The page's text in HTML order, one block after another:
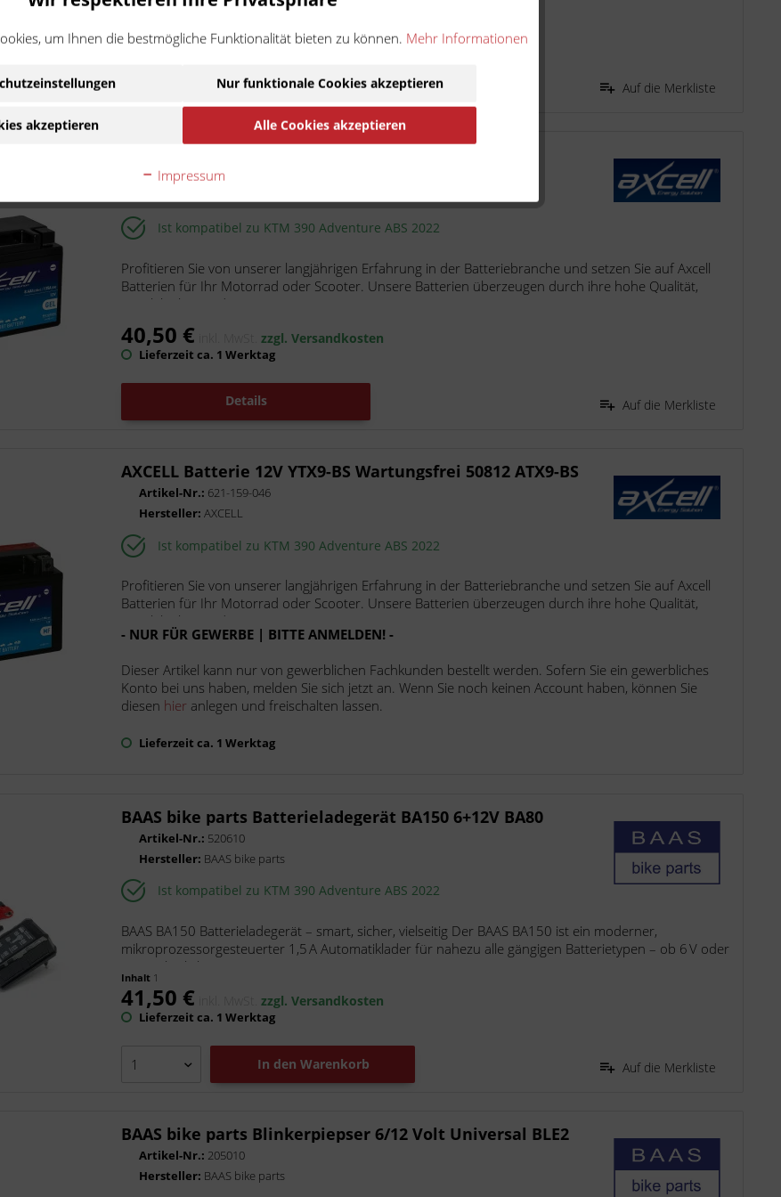
Lieferzeit ca. 1 Werktag
In den Warenkorb Auf die Merkliste
Artikel-Nr.:621-159-014
Ist kompatibel zu KTM 390 Adventure ABS 2022
Profitieren Sie von unserer langjährigen Erfahrung in der Batteriebranche und setzen Sie auf Axcell
Batterien für Ihr Motorrad oder Scooter. Unsere Batterien überzeugen durch ihre hohe Qualität,
Langlebigkeit und...
40,50 € inkl. MwSt.zzgl. Versandkosten
Lieferzeit ca. 1 Werktag
Details Auf die Merkliste
AXCELL Batterie 12V YTX9-BS Wartungsfrei 50812 ATX9-BS
Artikel-Nr.: 621-159-046
Hersteller:AXCELL
Ist kompatibel zu KTM 390 Adventure ABS 2022
Profitieren Sie von unserer langjährigen Erfahrung in der Batteriebranche und setzen Sie auf Axcell
Batterien für Ihr Motorrad oder Scooter. Unsere Batterien überzeugen durch ihre hohe Qualität,
Langlebigkeit und...
- NUR FÜR GEWERBE | BITTE ANMELDEN! -
Dieser Artikel kann nur von gewerblichen Fachkunden bestellt werden. Sofern Sie ein gewerbliches
Konto bei uns haben, melden Sie sich jetzt an. Wenn Sie noch keinen Account haben, können Sie
diesen hier anlegen und freischalten lassen.
Lieferzeit ca. 1 Werktag
BAAS bike parts Batterieladegerät BA150 6+12V BA80
Artikel-Nr.: 520610
Hersteller: BAAS bike parts
Ist kompatibel zu KTM 390 Adventure ABS 2022
BAAS BA150 Batterieladegerät – smart, sicher, vielseitig Der BAAS BA150 ist ein moderner,
mikroprozessorgesteuerter 1,5 A Automatiklader für nahezu alle gängigen Batterietypen – ob 6 V oder
12 V , ob Bleibatterien...
Inhalt 1
41,50 € inkl. MwSt.zzgl. Versandkosten
Lieferzeit ca. 1 Werktag
In den Warenkorb Auf die Merkliste
BAAS bike parts Blinkerpiepser 6/12 Volt Universal BLE2
Artikel-Nr.: 205010
Hersteller: BAAS bike parts
um Ihnen die bestmögliche Funktionalität bieten zu können. Mehr Informationen
Nur funktionale Cookies akzeptieren
akzeptieren Alle Cookies akzeptieren
Impressum